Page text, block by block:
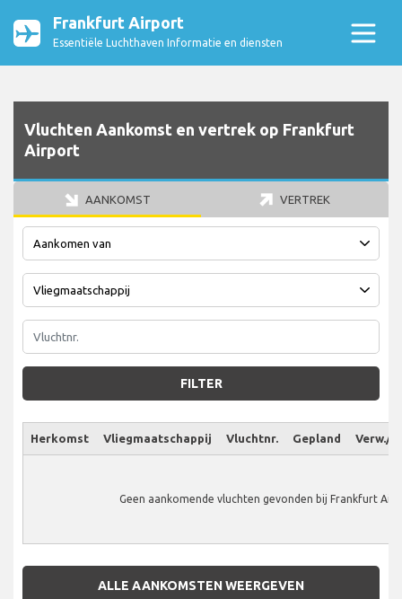
Frankfurt Airport
Essentiële Luchthaven Informatie en diensten
Vluchten Aankomst en vertrek op Frankfurt
Airport
AANKOMST VERTREK
FILTER
Herkomst Vliegmaatschappij Vluchtnr. Gepland Verw./
Geen aankomende vluchten gevonden bij Frankfurt
ALLE AANKOMSTEN WEERGEVEN